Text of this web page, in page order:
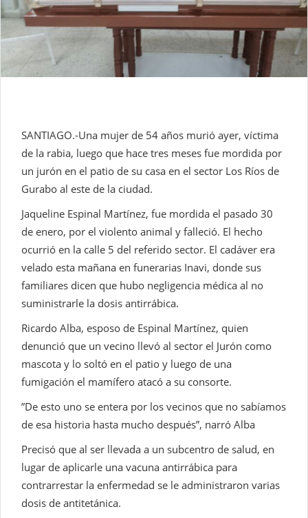
SANTIAGO.-Una mujer de 54 años murió ayer, víctima
de la rabia, luego que hace tres meses fue mordida por
un jurón en el patio de su casa en el sector Los Ríos de
Gurabo al este de la ciudad.
Jaqueline Espinal Martínez, fue mordida el pasado 30
de enero, por el violento animal y falleció. El hecho
ocurrió en la calle 5 del referido sector. El cadáver era
velado esta mañana en funerarias Inavi, donde sus
familiares dicen que hubo negligencia médica al no
suministrarle la dosis antirrábica.
Ricardo Alba, esposo de Espinal Martínez, quien
denunció que un vecino llevó al sector el Jurón como
mascota y lo soltó en el patio y luego de una
fumigación el mamífero atacó a su consorte.
”De esto uno se entera por los vecinos que no sabíamos
de esa historia hasta mucho después”, narró Alba
Precisó que al ser llevada a un subcentro de salud, en
lugar de aplicarle una vacuna antirrábica para
contrarrestar la enfermedad se le administraron varias
dosis de antitetánica.